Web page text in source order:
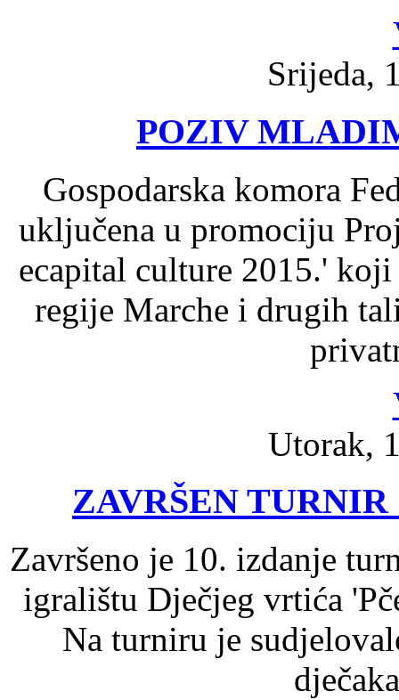
Srijeda,
POZIV
Gospodarska komora
uključena u promociju
ecapital culture 2015.'
regije Marche i drugih
Utorak,
ZAVRŠEN
Završeno je 10. izdanje
igralištu Dječjeg vrtića
Na turniru je